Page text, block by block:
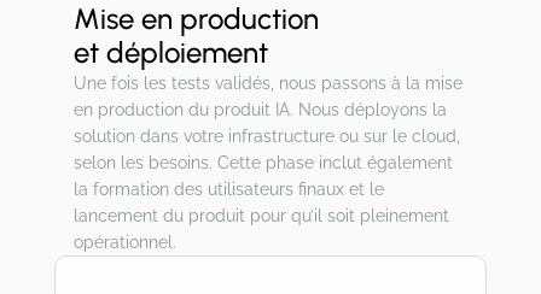
Mise en production
et déploiement
Une fois les tests validés, nous passons à la mise
en production du produit IA. Nous déployons la
solution dans votre infrastructure ou sur le cloud,
selon les besoins. Cette phase inclut également
la formation des utilisateurs finaux et le
lancement du produit pour qu’il soit pleinement
opérationnel.